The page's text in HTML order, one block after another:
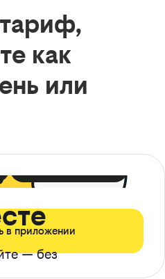
как
или
— без
в приложении